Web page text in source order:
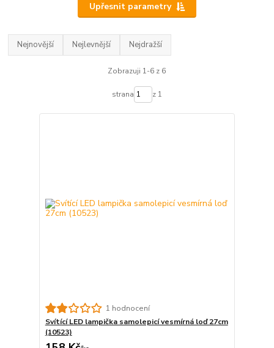
Upřesnit parametry
Nejnovější Nejlevnější Nejdražší
Zobrazuji 1-6 z 6
strana z 1
1 hodnocení
Svítící LED lampička samolepicí vesmírná loď 27cm
(10523)